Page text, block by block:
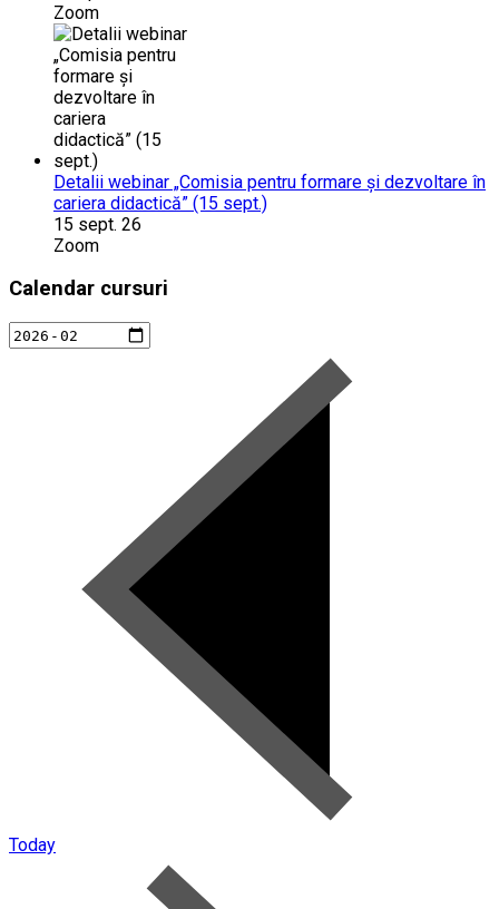
Zoom
Detalii webinar „Comisia pentru formare și dezvoltare în
cariera didactică” (15 sept.)
15 sept. 26
Zoom
Calendar cursuri
Today